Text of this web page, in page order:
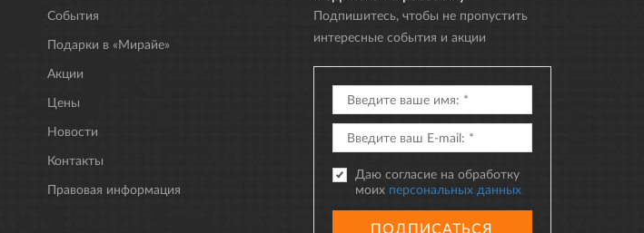
События
Подарки в «Мирайе»
Акции
Цены
Новости
Контакты
Правовая информация
Подпишитесь, чтобы не пропустить
интересные события и акции
Даю согласие на обработку
моих персональных данных
ПОДПИСАТЬСЯ